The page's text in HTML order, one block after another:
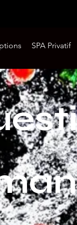
SPA Privatif